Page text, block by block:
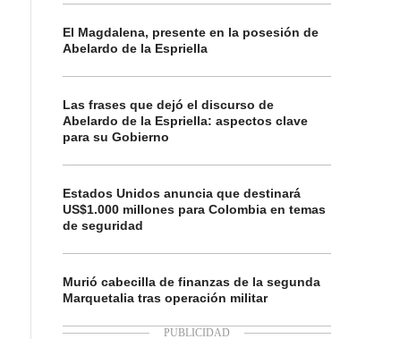
El Magdalena, presente en la posesión de
Abelardo de la Espriella
Las frases que dejó el discurso de
Abelardo de la Espriella: aspectos clave
para su Gobierno
Estados Unidos anuncia que destinará
US$1.000 millones para Colombia en temas
de seguridad
Murió cabecilla de finanzas de la segunda
Marquetalia tras operación militar